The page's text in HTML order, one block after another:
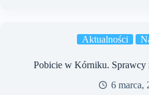
Aktualności
Pobicie w Kórniku. Sprawcy
6 marca,